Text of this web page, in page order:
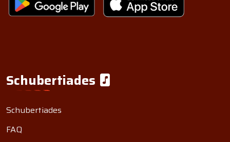
Schubertiades
Schubertiades
FAQ